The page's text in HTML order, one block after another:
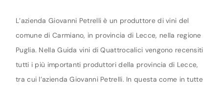
L’azienda Giovanni Petrelli è un produttore di vini del
comune di Carmiano, in provincia di Lecce, nella regione
Puglia. Nella Guida vini di Quattrocalici vengono recensiti
tutti i più importanti produttori della provincia di Lecce,
tra cui l’azienda Giovanni Petrelli. In questa come in tutte